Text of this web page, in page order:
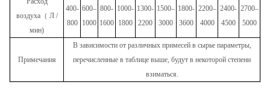
воздуха（ Л /
мин)
400-
800
600–
1000
800-
1600
1000-
1800
1300-
2200
1500–
3000
1800-
3600
2200–
4000
2400-
4500
2700–
5000
Примечания
В зависимости от различных примесей в сырье параметры,
перечисленные в таблице выше, будут в некоторой степени
взиматься.